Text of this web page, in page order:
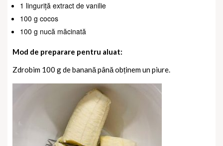
1 linguriță extract de vanilie
100 g cocos
100 g nucă măcinată
Mod de preparare pentru aluat:
Zdrobim 100 g de banană până obținem un piure.